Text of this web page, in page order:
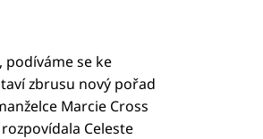
podíváme se ke
zbrusu nový pořad
Marcie Cross
Celeste